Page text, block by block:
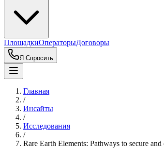
ПлощадкиОператорыДоговоры
Я Спросить
Главная
/
Инсайты
/
Исследования
/
Rare Earth Elements: Pathways to secure